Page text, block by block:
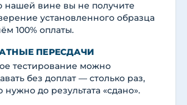
нашей вине вы не получите
установленного образца
100% оплаты.
ПЕРЕСДАЧИ
тестирование можно
без доплат — столько раз,
нужно до результата «сдано».